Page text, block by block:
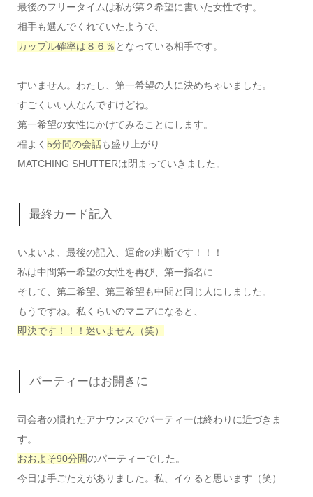
最後のフリータイムは私が第２希望に書いた女性です。
相手も選んでくれていたようで、
カップル確率は８６％ となっている相手です。
すいません。わたし、第一希望の人に決めちゃいました。
すごくいい人なんですけどね。
第一希望の女性にかけてみることにします。
程よく 5分間の会話も盛り上がり
MATCHING SHUTTERは閉まっていきました。
最終カード記入
いよいよ、最後の記入、運命の判断です！！！
私は中間第一希望の女性を再び、第一指名に
そして、第二希望、第三希望も中間と同じ人にしました。
もうですね。私くらいのマニアになると、
即決です！！！迷いません（笑）
パーティーはお開きに
司会者の慣れたアナウンスでパーティーは終わりに近づきま
す。
おおよそ90分間のパーティーでした。
今日は手ごたえがありました。私、イケると思います（笑）